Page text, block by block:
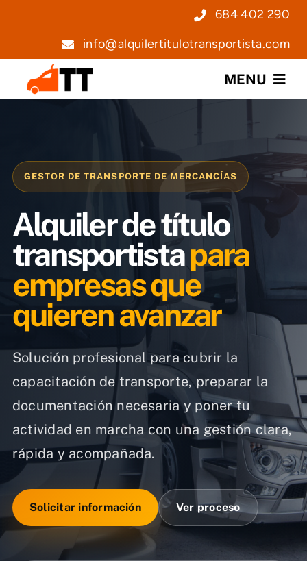
684 402 290
info@alquilertitulotransportista.com
MENU
Servicios
Noticias
Contacto
GESTOR DE TRANSPORTE DE MERCANCÍAS
Alquiler de título
transportistapara
empresas que
quieren avanzar
Solución profesional para cubrir la
capacitación de transporte, preparar la
documentación necesaria y poner tu
actividad en marcha con una gestión clara,
rápida y acompañada.
Solicitar información Ver proceso